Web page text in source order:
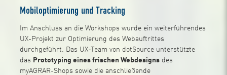
Mobiloptimierung und Tracking
Im Anschluss an die Workshops wurde ein weiterführendes
UX-Projekt zur Optimierung des Webauftrittes
durchgeführt. Das UX-Team von dotSource unterstützte
das Prototyping eines frischen Webdesigns des
myAGRAR-Shops sowie die anschließende